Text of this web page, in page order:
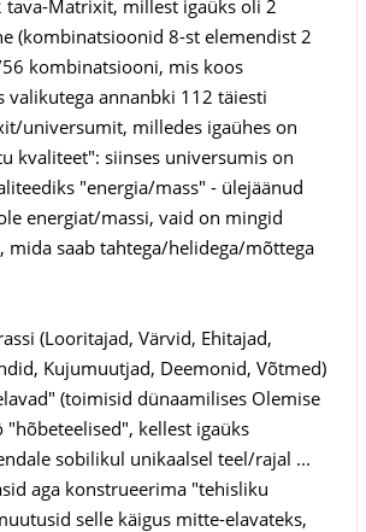
tava-Matrixit, millest igaüks oli 2
(kombinatsioonid 8-st elemendist 2
kombinatsiooni, mis koos
valikutega annanbki 112 täiesti
universumit, milledes igaühes on
kvaliteet": siinses universumis on
"energia/mass" - ülejäänud
energiat/massi, vaid on mingid
mida saab tahtega/helidega/mõttega
(Looritajad, Värvid, Ehitajad,
Kujumuutjad, Deemonid, Võtmed)
(toimisid dünaamilises Olemise
kellest igaüks
sobilikul unikaalsel teel/rajal ...
aga konstrueerima "tehisliku
selle käigus mitte-elavateks,